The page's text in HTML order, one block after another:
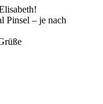
Pinsel – je nach